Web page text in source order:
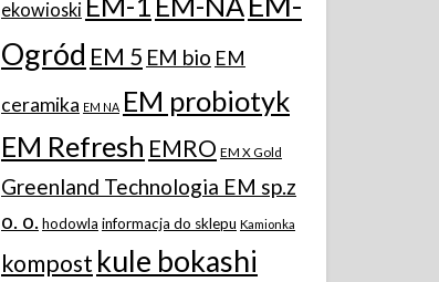
ekowioski
Ogród EM 5 EM bio EM
ceramika EM NA EM probiotyk
EM Refresh EMRO EM X Gold
Greenland Technologia EM sp.z
o. o.hodowla informacja do sklepu Kamionka
kompost kule bokashi